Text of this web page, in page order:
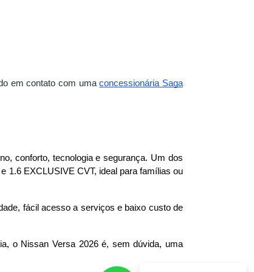
em contato com umaconcessionária Saga
conforto, tecnologia e segurança. Um dos
1.6 EXCLUSIVE CVT, ideal para famílias ou
fácil acesso a serviços e baixo custo de
o Nissan Versa 2026 é, sem dúvida, uma